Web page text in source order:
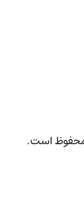
است.